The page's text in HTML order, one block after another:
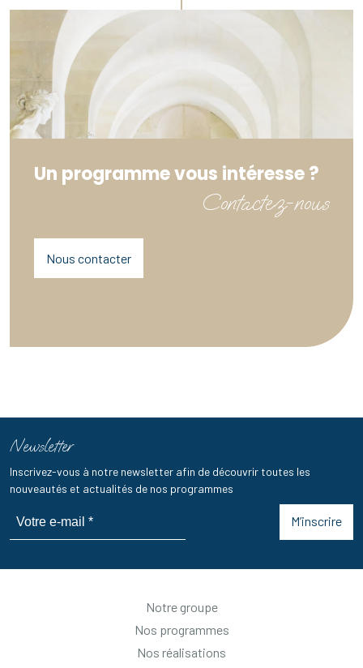
Un programme vous intéresse ?
Contactez-nous
Nous contacter
Newsletter
Inscrivez-vous à notre newsletter afin de découvrir toutes les
nouveautés et actualités de nos programmes
M’inscrire
Notre groupe
Nos programmes
Nos réalisations